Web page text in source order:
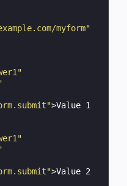
myform"
>Value 1
>Value 2